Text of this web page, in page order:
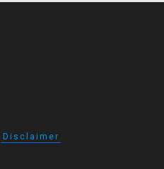
Disclaimer